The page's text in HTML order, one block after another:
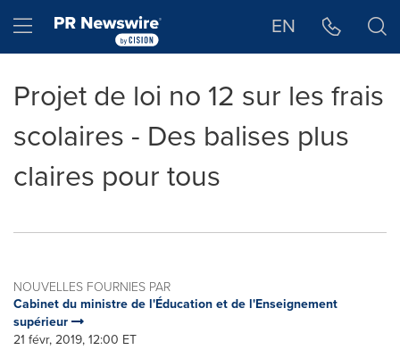
Hamburger menu EN
Projet de loi no 12 sur les frais
scolaires - Des balises plus
claires pour tous
NOUVELLES FOURNIES PAR
Cabinet du ministre de l'Éducation et de l'Enseignement
supérieur
21 févr, 2019, 12:00 ET